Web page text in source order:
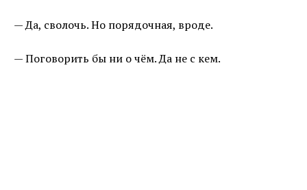
— Да, сволочь. Но порядочная, вроде.
— Поговорить бы ни о чём. Да не с кем.